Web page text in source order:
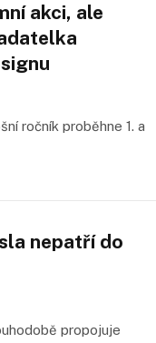
akci, ale
ročník proběhne 1. a
nepatří do
propojuje